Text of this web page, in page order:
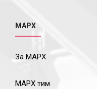
МАРХ
За МАРХ
МАРХ тим